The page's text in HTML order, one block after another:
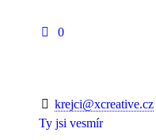
0
krejci@xcreative.cz
Ty jsi vesmír